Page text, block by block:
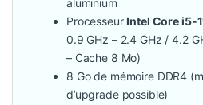
aluminium
ProcesseurIntel Core i5-
0.9 GHz – 2.4 GHz / 4.2
– Cache 8 Mo)
8 Go de mémoire DDR4
d’upgrade possible)